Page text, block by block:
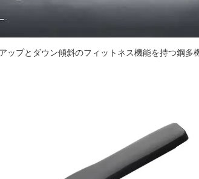
ップとダウン傾斜のフィットネス機能を持つ鋼多